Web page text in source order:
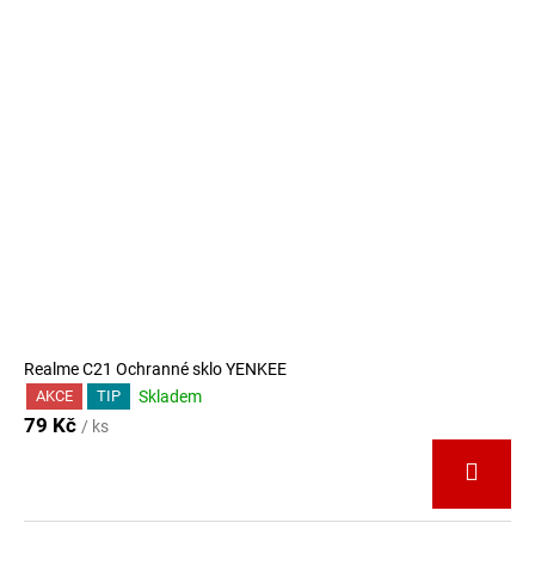
Realme C21 Ochranné sklo YENKEE
AKCE TIP Skladem
79 Kč / ks